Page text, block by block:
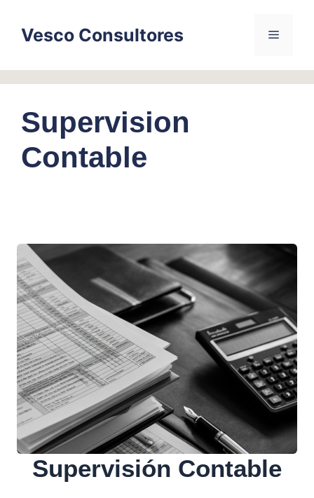
contentVesco Consultores Menu
Supervision
Contable
Supervisión Contable